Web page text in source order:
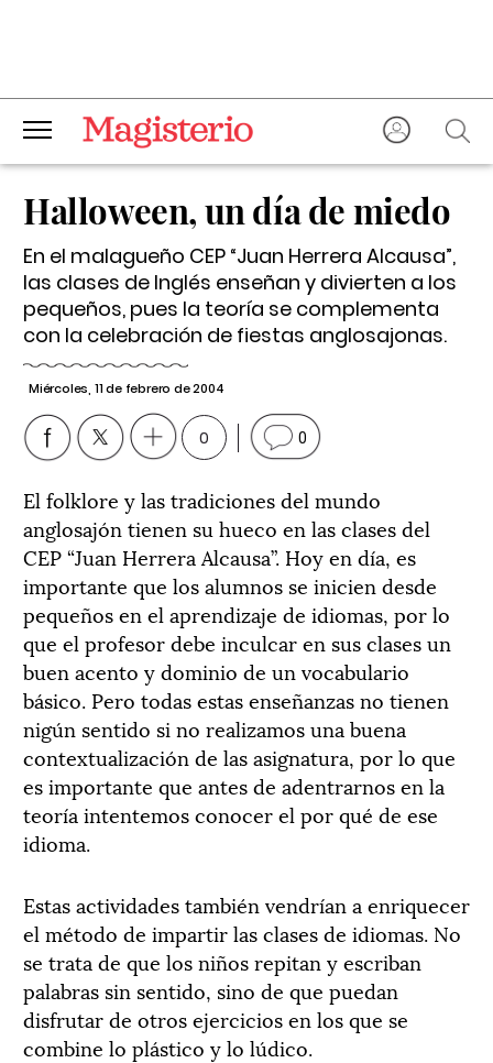
Halloween, un día de miedo
En el malagueño CEP “Juan Herrera Alcausa”,
las clases de Inglés enseñan y divierten a los
pequeños, pues la teoría se complementa
con la celebración de fiestas anglosajonas.
Miércoles, 11 de febrero de 2004
0 0
El folklore y las tradiciones del mundo
anglosajón tienen su hueco en las clases del
CEP “Juan Herrera Alcausa”. Hoy en día, es
importante que los alumnos se inicien desde
pequeños en el aprendizaje de idiomas, por lo
que el profesor debe inculcar en sus clases un
buen acento y dominio de un vocabulario
básico. Pero todas estas enseñanzas no tienen
nigún sentido si no realizamos una buena
contextualización de las asignatura, por lo que
es importante que antes de adentrarnos en la
teoría intentemos conocer el por qué de ese
idioma.
Estas actividades también vendrían a enriquecer
el método de impartir las clases de idiomas. No
se trata de que los niños repitan y escriban
palabras sin sentido, sino de que puedan
disfrutar de otros ejercicios en los que se
combine lo plástico y lo lúdico.